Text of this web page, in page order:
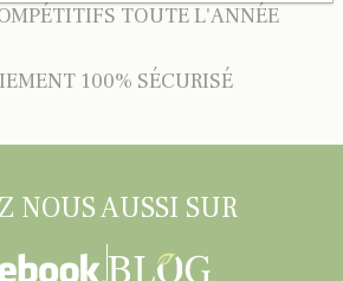
TOUTE L'ANNÉE
100% SÉCURISÉ
NOUS AUSSI SUR